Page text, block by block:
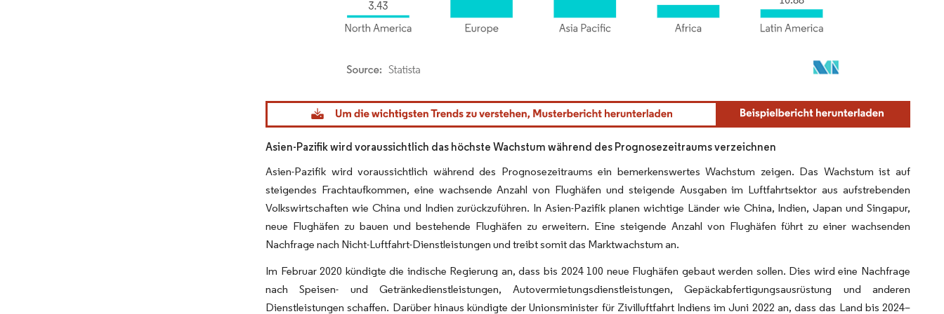
Bild © Mordor Intelligence. Wiederverwendung erfordert Namensnennung gemäß CC BY 4.0.
Asien-Pazifik wird voraussichtlich das höchste Wachstum während des Prognosezeitraums verzeichnen
Asien-Pazifik wird voraussichtlich während des Prognosezeitraums ein bemerkenswertes Wachstum zeigen. Das Wachstum ist auf
steigendes Frachtaufkommen, eine wachsende Anzahl von Flughäfen und steigende Ausgaben im Luftfahrtsektor aus aufstrebenden
Volkswirtschaften wie China und Indien zurückzuführen. In Asien-Pazifik planen wichtige Länder wie China, Indien, Japan und Singapur,
neue Flughäfen zu bauen und bestehende Flughäfen zu erweitern. Eine steigende Anzahl von Flughäfen führt zu einer wachsenden
Nachfrage nach Nicht-Luftfahrt-Dienstleistungen und treibt somit das Marktwachstum an.
Im Februar 2020 kündigte die indische Regierung an, dass bis 2024 100 neue Flughäfen gebaut werden sollen. Dies wird eine Nachfrage
nach Speisen- und Getränkedienstleistungen, Autovermietungsdienstleistungen, Gepäckabfertigungsausrüstung und anderen
Dienstleistungen schaffen. Darüber hinaus kündigte der Unionsminister für Zivilluftfahrt Indiens im Juni 2022 an, dass das Land bis 2024–